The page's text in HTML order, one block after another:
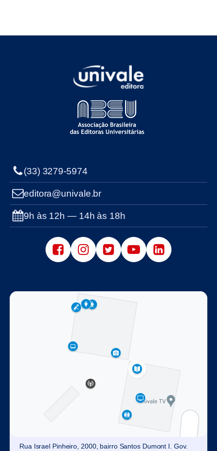
(33) 3279-5974
editora@univale.br
9h às 12h — 14h às 18h
Rua Israel Pinheiro, 2000, bairro Santos Dumont I. Gov.